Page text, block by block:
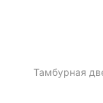
Тамбурная